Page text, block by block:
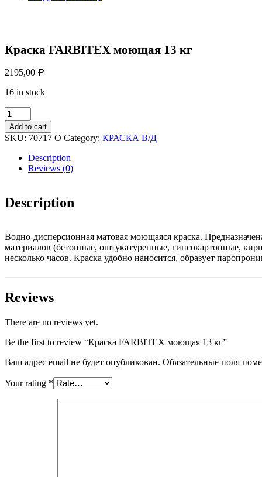
Краска FARBITEX моющая 13 кг
2195,00 Р
16 in stock
Краска
FARBITEX
моющая
13
quantity
Add to cart
SKU: 70717 О Category: КРАСКА В/Д
Description
Reviews (0)
Description
Водно-дисперсионная матовая моющаяся краска.
материалов (бетонные, оштукатуренные, гипсокартонные,
несколько часов. Краска удобно наносится, образует
Reviews
There are no reviews yet.
Be the first to review “Краска FARBITEX моющая 13 кг”
Ваш адрес email не будет опубликован. Обязательные поля
Your rating *